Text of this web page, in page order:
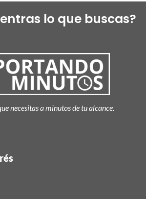
lo que buscas?
necesitas a minutos de tu alcance.